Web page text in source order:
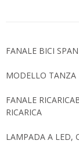
FANALE BICI
MODELLO TANZA
FANALE
RICARICA
LAMPADA A LED,